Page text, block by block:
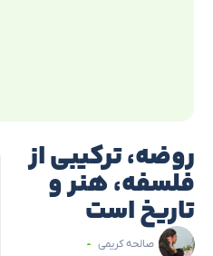
روضه، ترکیبی از
فلسفه، هنر و
تاریخ است
صالحه کریمی